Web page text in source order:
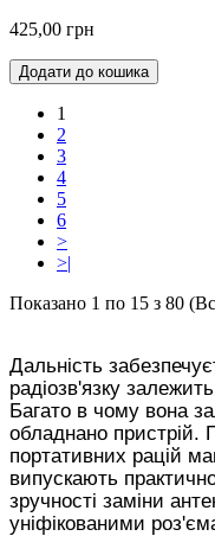
425,00 грн
Додати до кошика
1
2
3
4
5
6
>
>|
Показано 1 по 15 з 80
Дальність
радіозв'язку
Багато в чому вона
обладнано пристрій.
портативних рацій
випускають
зручності заміни
уніфікованими